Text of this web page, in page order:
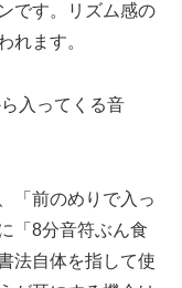
です。リズム感の
れます。
入ってくる音
「前のめりで入っ
「8分音符ぶん食
法自体を指して使